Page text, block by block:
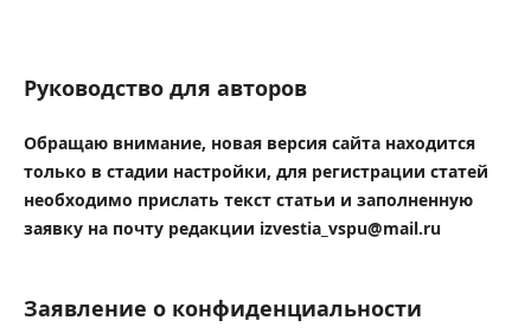
Руководство для авторов
Обращаю внимание, новая версия сайта находится
только в стадии настройки, для регистрации статей
необходимо прислать текст статьи и заполненную
заявку на почту редакции izvestia_vspu@mail.ru
Заявление о конфиденциальности